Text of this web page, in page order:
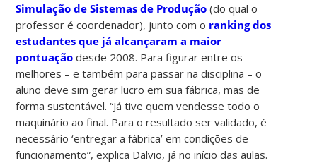
Simulação de Sistemas de Produção (do qual o
professor é coordenador), junto com o ranking dos
estudantes que já alcançaram a maior
pontuação desde 2008. Para figurar entre os
melhores – e também para passar na disciplina – o
aluno deve sim gerar lucro em sua fábrica, mas de
forma sustentável. “Já tive quem vendesse todo o
maquinário ao final. Para o resultado ser validado, é
necessário ‘entregar a fábrica’ em condições de
funcionamento”, explica Dalvio, já no início das aulas.